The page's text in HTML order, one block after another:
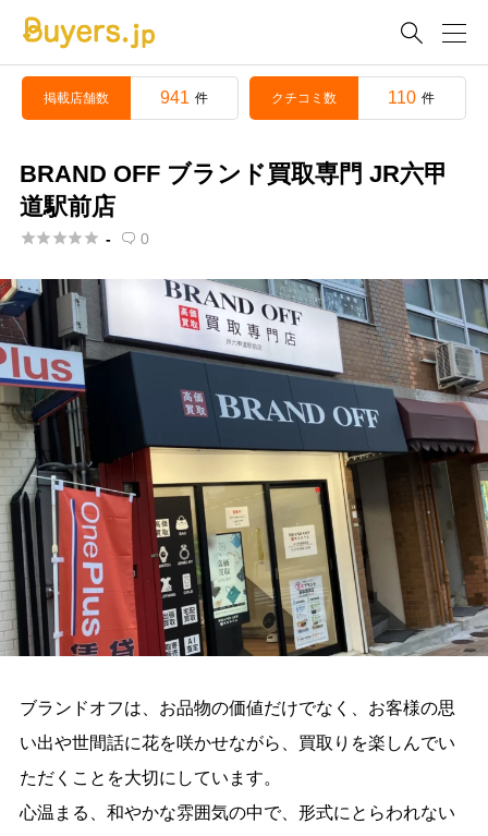

掲載店舗数 941 件 クチコミ数 110 件
BRAND OFF ブランド買取専門 JR六甲
道駅前店
 -  0
ブランドオフは、お品物の価値だけでなく、お客様の思
い出や世間話に花を咲かせながら、買取りを楽しんでい
ただくことを大切にしています。
心温まる、和やかな雰囲気の中で、形式にとらわれない